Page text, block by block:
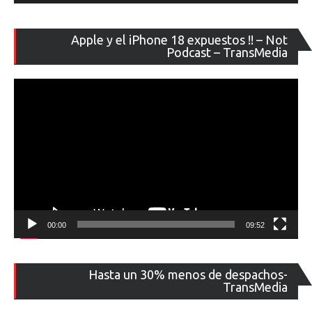
Apple y el iPhone 18 expuestos !! – Not
Podcast – TransMedia
de
00:00 09:52
Hasta un 30% menos de despachos-
TransMedia
de